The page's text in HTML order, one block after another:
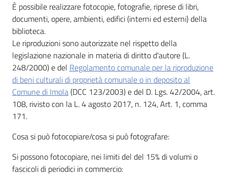
Scopri
i
contenuti
Risorse
online
È possibile realizzare fotocopie, fotografie, riprese di libri,
documenti, opere, ambienti, edifici (interni ed esterni) della
biblioteca.
Le riproduzioni sono autorizzate nel rispetto della
legislazione nazionale in materia di diritto d'autore (L.
248/2000) e del Regolamento comunale per la riproduzione
di beni culturali di proprietà comunale o in deposito al
Comune di Imola(DCC 123/2003) e del D. Lgs. 42/2004, art.
108, rivisto con la L. 4 agosto 2017, n. 124, Art. 1, comma
171.
Cosa si può fotocopiare/cosa si può fotografare:
Si possono fotocopiare, nei limiti del del 15% di volumi o
fascicoli di periodici in commercio: